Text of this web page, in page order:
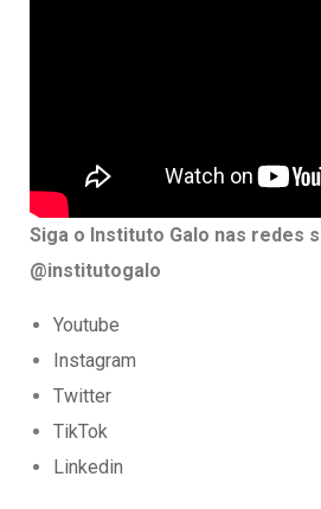
Siga o Instituto Galo nas redes
@institutogalo
Youtube
Instagram
Twitter
TikTok
Linkedin